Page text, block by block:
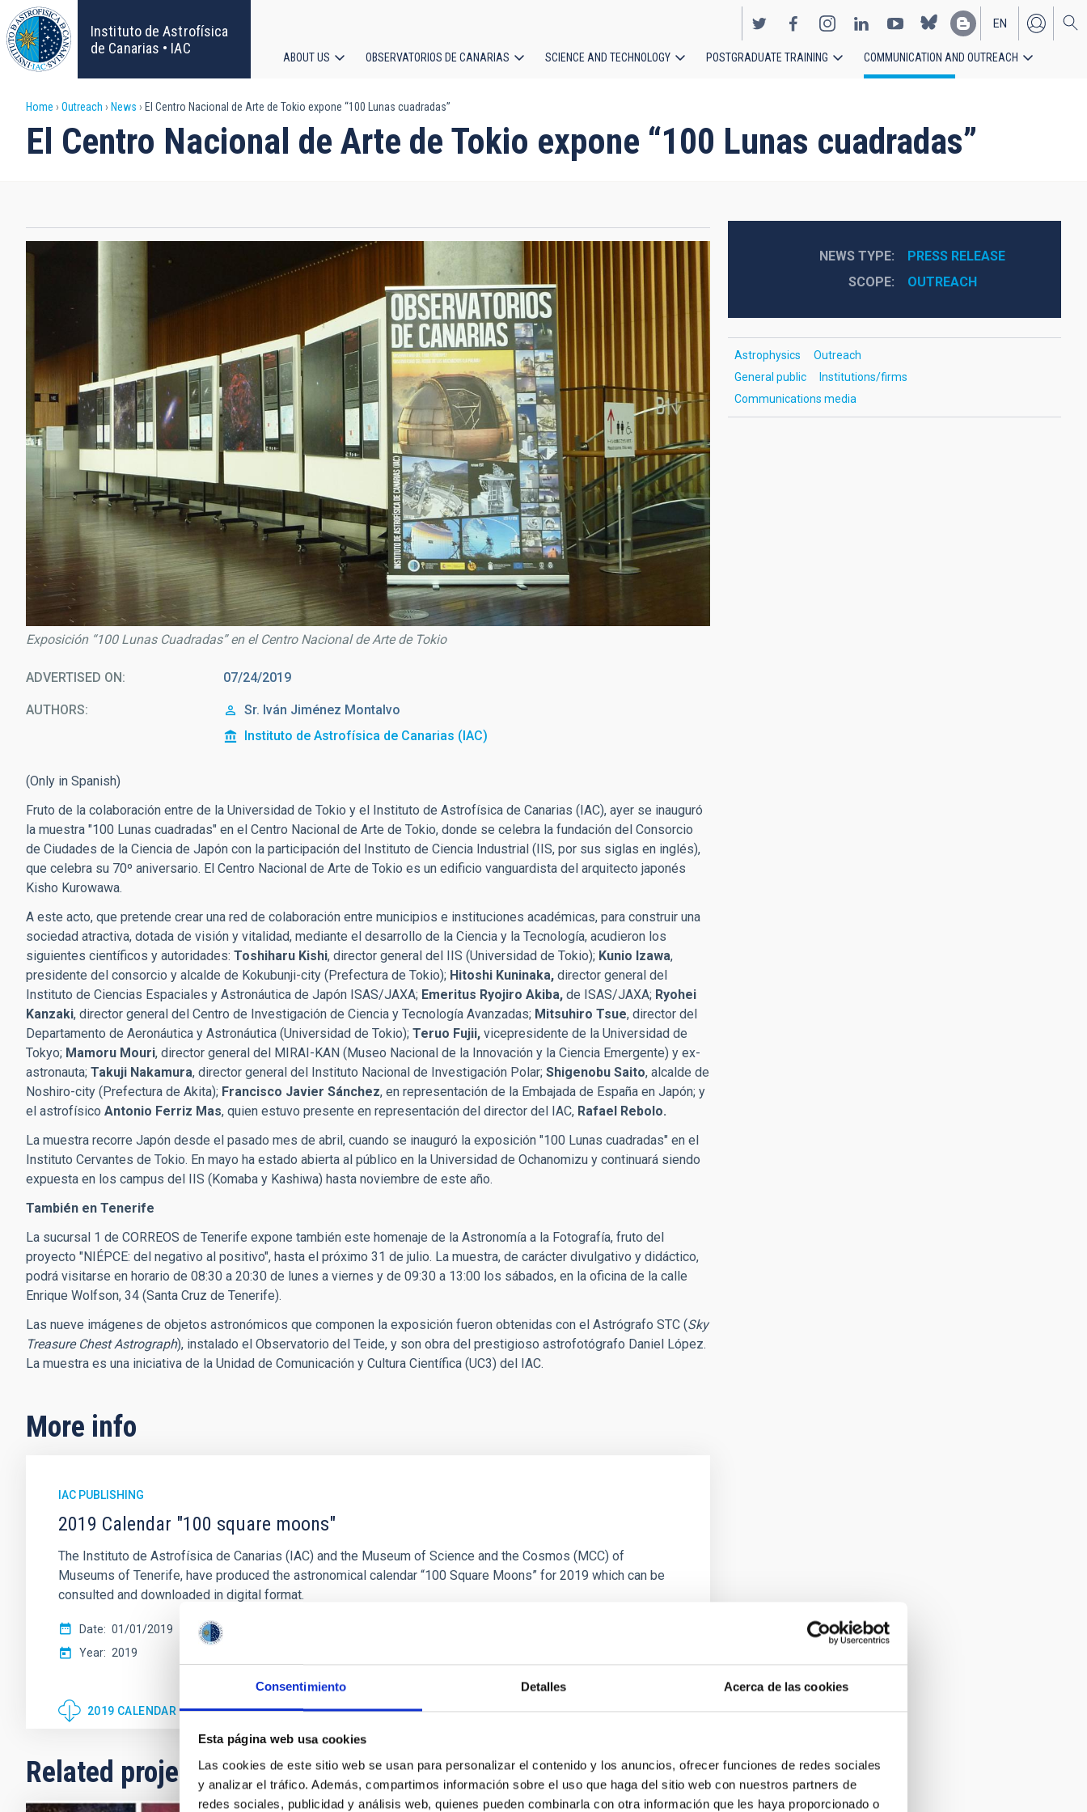
Consentimiento Detalles Acerca de las cookies
Esta página web usa cookies
Las cookies de este sitio web se usan para personalizar el contenido y los anuncios, ofrecer funciones de redes sociales
y analizar el tráfico. Además, compartimos información sobre el uso que haga del sitio web con nuestros partners de
redes sociales, publicidad y análisis web, quienes pueden combinarla con otra información que les haya proporcionado o
Skip
to
main
content
Instituto de Astrofísica
de Canarias • IAC
EN
ES
navigation
ABOUT US OBSERVATORIOS DE CANARIAS SCIENCE AND TECHNOLOGY POSTGRADUATE TRAINING COMMUNICATION AND OUTREACH
Breadcrumb
Home Outreach News El Centro Nacional de Arte de Tokio expone “100 Lunas cuadradas”
El Centro Nacional de Arte de Tokio expone “100 Lunas cuadradas”
Exposición “100 Lunas Cuadradas” en el Centro Nacional de Arte de Tokio
ADVERTISED ON 07/24/2019
AUTHORS Sr. Iván Jiménez Montalvo
Instituto de Astrofísica de Canarias (IAC)
(Only in Spanish)
Fruto de la colaboración entre de la Universidad de Tokio y el Instituto de Astrofísica de Canarias (IAC), ayer se inauguró
la muestra "100 Lunas cuadradas" en el Centro Nacional de Arte de Tokio, donde se celebra la fundación del Consorcio
de Ciudades de la Ciencia de Japón con la participación del Instituto de Ciencia Industrial (IIS, por sus siglas en inglés),
que celebra su 70º aniversario. El Centro Nacional de Arte de Tokio es un edificio vanguardista del arquitecto japonés
Kisho Kurowawa.
A este acto, que pretende crear una red de colaboración entre municipios e instituciones académicas, para construir una
sociedad atractiva, dotada de visión y vitalidad, mediante el desarrollo de la Ciencia y la Tecnología, acudieron los
siguientes científicos y autoridades: Toshiharu Kishi, director general del IIS (Universidad de Tokio); Kunio Izawa,
presidente del consorcio y alcalde de Kokubunji-city (Prefectura de Tokio); Hitoshi Kuninaka, director general del
Instituto de Ciencias Espaciales y Astronáutica de Japón ISAS/JAXA; Emeritus Ryojiro Akiba, de ISAS/JAXA; Ryohei
Kanzaki, director general del Centro de Investigación de Ciencia y Tecnología Avanzadas; Mitsuhiro Tsue, director del
Departamento de Aeronáutica y Astronáutica (Universidad de Tokio); Teruo Fujii, vicepresidente de la Universidad de
Tokyo; Mamoru Mouri, director general del MIRAI-KAN (Museo Nacional de la Innovación y la Ciencia Emergente) y ex-
astronauta; Takuji Nakamura, director general del Instituto Nacional de Investigación Polar; Shigenobu Saito, alcalde de
Noshiro-city (Prefectura de Akita); Francisco Javier Sánchez, en representación de la Embajada de España en Japón; y
el astrofísico Antonio Ferriz Mas, quien estuvo presente en representación del director del IAC, Rafael Rebolo.
La muestra recorre Japón desde el pasado mes de abril, cuando se inauguró la exposición "100 Lunas cuadradas" en el
Instituto Cervantes de Tokio. En mayo ha estado abierta al público en la Universidad de Ochanomizu y continuará siendo
expuesta en los campus del IIS (Komaba y Kashiwa) hasta noviembre de este año.
También en Tenerife
La sucursal 1 de CORREOS de Tenerife expone también este homenaje de la Astronomía a la Fotografía, fruto del
proyecto "NIÉPCE: del negativo al positivo", hasta el próximo 31 de julio. La muestra, de carácter divulgativo y didáctico,
podrá visitarse en horario de 08:30 a 20:30 de lunes a viernes y de 09:30 a 13:00 los sábados, en la oficina de la calle
Enrique Wolfson, 34 (Santa Cruz de Tenerife).
Las nueve imágenes de objetos astronómicos que componen la exposición fueron obtenidas con el Astrógrafo STC (Sky
Treasure Chest Astrograph), instalado el Observatorio del Teide, y son obra del prestigioso astrofotógrafo Daniel López.
La muestra es una iniciativa de la Unidad de Comunicación y Cultura Científica (UC3) del IAC.
More info
IAC PUBLISHING
2019 Calendar "100 square moons"
The Instituto de Astrofísica de Canarias (IAC) and the Museum of Science and the Cosmos (MCC) of
Museums of Tenerife, have produced the astronomical calendar “100 Square Moons” for 2019 which can be
consulted and downloaded in digital format.
Date
01/01/2019
Year
2019
2019 CALENDAR "100 SQUARE MOONS"
Related projects
NEWS TYPE
PRESS RELEASE
SCOPE
OUTREACH
Astrophysics
Outreach
General public
Institutions/firms
Communications media